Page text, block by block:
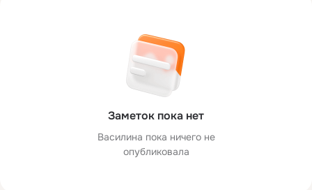
Заметок пока нет
Василина пока ничего не
опубликовала